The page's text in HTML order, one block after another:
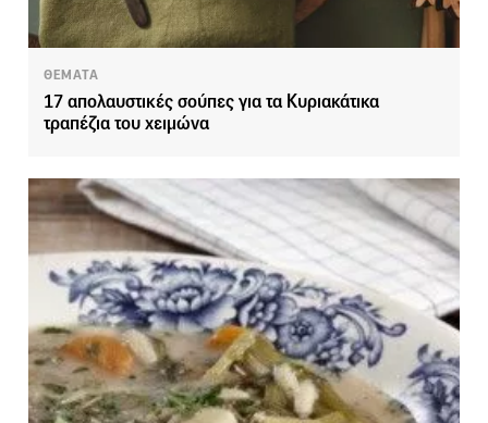
ΘΕΜΑΤΑ
17 απολαυστικές σούπες για τα Κυριακάτικα
τραπέζια του χειμώνα